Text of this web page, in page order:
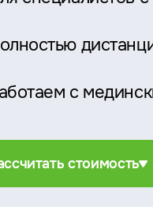
с
стоимость